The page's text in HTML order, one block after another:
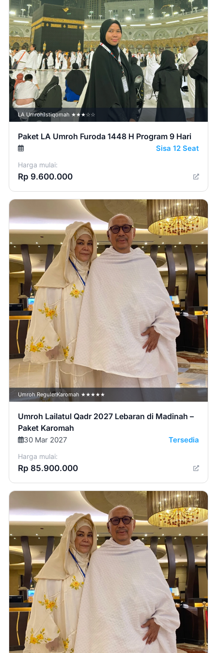
LA UmrohIstiqomah ★★★☆☆
Paket LA Umroh Furoda 1448 H Program 9 Hari
Sisa 12 Seat
Harga mulai:
Rp 9.600.000
Umroh RegulerKaromah ★★★★★
Umroh Lailatul Qadr 2027 Lebaran di Madinah –
Paket Karomah
30 Mar 2027 Tersedia
Harga mulai:
Rp 85.900.000